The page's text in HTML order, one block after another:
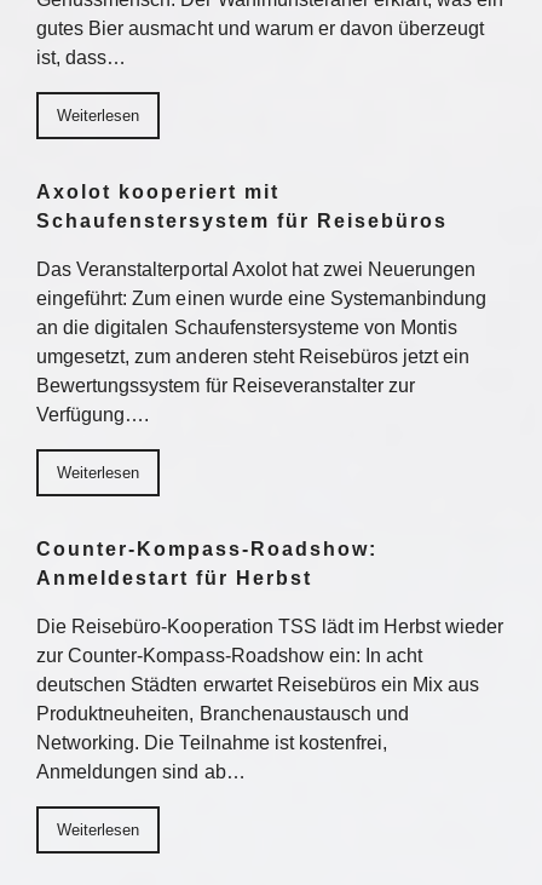
gutes Bier ausmacht und warum er davon überzeugt
ist, dass…
Weiterlesen
Axolot kooperiert mit
Schaufenstersystem für Reisebüros
Das Veranstalterportal Axolot hat zwei Neuerungen
eingeführt: Zum einen wurde eine Systemanbindung
an die digitalen Schaufenstersysteme von Montis
umgesetzt, zum anderen steht Reisebüros jetzt ein
Bewertungssystem für Reiseveranstalter zur
Verfügung….
Weiterlesen
Counter-Kompass-Roadshow:
Anmeldestart für Herbst
Die Reisebüro-Kooperation TSS lädt im Herbst wieder
zur Counter-Kompass-Roadshow ein: In acht
deutschen Städten erwartet Reisebüros ein Mix aus
Produktneuheiten, Branchenaustausch und
Networking. Die Teilnahme ist kostenfrei,
Anmeldungen sind ab…
Weiterlesen